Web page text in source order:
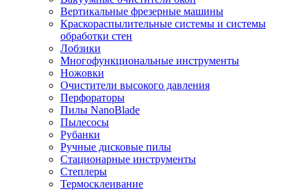
Вертикальные фрезерные машины
Краскораспылительные системы и системы
обработки стен
Лобзики
Многофункциональные инструменты
Ножовки
Очистители высокого давления
Перфораторы
Пилы NanoBlade
Пылесосы
Рубанки
Ручные дисковые пилы
Стационарные инструменты
Степлеры
Термосклеивание